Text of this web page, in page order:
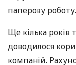
паперову роботу.
Ще кілька
доводилося
компаній.